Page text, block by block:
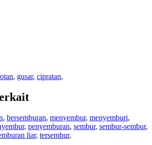
, gusar, cipratan,
, bersemburan, menyembur, menyemburi,
, penyemburan, sembur, sembur-sembur,
liar, tersembur,